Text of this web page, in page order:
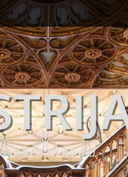
Boeken en media